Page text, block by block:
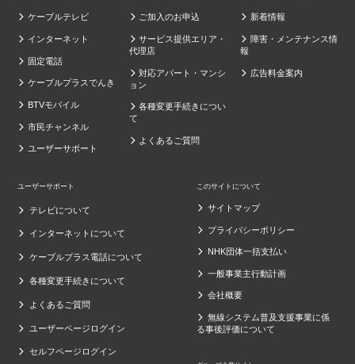
ケーブルテレビ
インターネット
固定電話
ケーブルプラスでんき
BTVモバイル
市民チャンネル
ユーザーサポート
ご加入のお申込
サービス提供エリア・
代理店
対応アパート・マンシ
ョン
各種変更手続きについ
て
よくあるご質問
新着情報
障害・メンテナンス情
報
広告料金案内
ユーザーサポート
テレビについて
インターネットについて
ケーブルプラス電話について
各種変更手続きについて
よくあるご質問
ユーザーページログイン
セルフページログイン
このサイトについて
サイトマップ
プライバシーポリシー
NHK団体一括支払い
一般事業主行動計画
会社概要
無線システム普及支援事業に係
る事後評価について